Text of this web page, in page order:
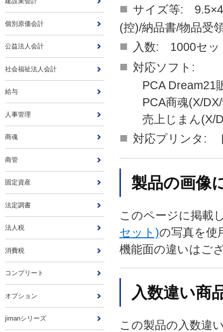
個別原価会計
公益法人会計
社会福祉法人会計
給与
人事管理
商魂
商管
固定資産
法定調書
法人税
消費税
コンプリート
オプション
jimanシリーズ
■ サイズ等:
(控)/納品書/物品受
■ 入数: 1000セッ
■ 対応ソフト:
PCA Dream21
PCA商魂(X/DX/
売上じまん(X/
■ 対応プリンタ:
製品の画像
このページに掲載
セット)の写真を使
機能面の違いはご
入数違い商
この製品の入数違